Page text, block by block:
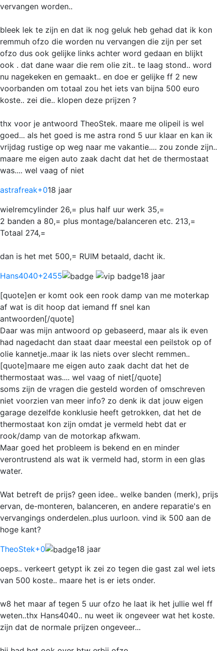
vervangen worden..
bleek lek te zijn en dat ik nog geluk heb gehad dat ik kon
remmuh ofzo die worden nu vervangen die zijn per set
ofzo dus ook gelijke links achter word gedaan en blijkt
ook . dat dane waar die rem olie zit.. te laag stond.. word
nu nagekeken en gemaakt.. en doe er gelijke ff 2 new
voorbanden om totaal zou het iets van bijna 500 euro
koste.. zei die.. klopen deze prijzen ?
thx voor je antwoord TheoStek. maare me olipeil is wel
goed... als het goed is me astra rond 5 uur klaar en kan ik
vrijdag rustige op weg naar me vakantie.... zou zonde zijn..
maare me eigen auto zaak dacht dat het de thermostaat
was.... wel vaag of niet
astrafreak+018 jaar
wielremcylinder 26,= plus half uur werk 35,=
2 banden a 80,= plus montage/balanceren etc. 213,=
Totaal 274,=
dan is het met 500,= RUIM betaald, dacht ik.
Hans4040+2455
18 jaar
[quote]en er komt ook een rook damp van me moterkap
af wat is dit hoop dat iemand ff snel kan
antwoorden[/quote]
Daar was mijn antwoord op gebaseerd, maar als ik even
had nagedacht dan staat daar meestal een peilstok op of
olie kannetje..maar ik las niets over slecht remmen..
[quote]maare me eigen auto zaak dacht dat het de
thermostaat was.... wel vaag of niet[/quote]
soms zijn de vragen die gesteld worden of omschreven
niet voorzien van meer info? zo denk ik dat jouw eigen
garage dezelfde konklusie heeft getrokken, dat het de
thermostaat kon zijn omdat je vermeld hebt dat er
rook/damp van de motorkap afkwam.
Maar goed het probleem is bekend en en minder
verontrustend als wat ik vermeld had, storm in een glas
water.
Wat betreft de prijs? geen idee.. welke banden (merk), prijs
ervan, de-monteren, balanceren, en andere reparatie's en
vervangings onderdelen..plus uurloon. vind ik 500 aan de
hoge kant?
TheoStek+0
18 jaar
oeps.. verkeert getypt ik zei zo tegen die gast zal wel iets
van 500 koste.. maare het is er iets onder.
w8 het maar af tegen 5 uur ofzo he laat ik het jullie wel ff
weten..thx Hans4040.. nu weet ik ongeveer wat het koste.
zijn dat de normale prijzen ongeveer...